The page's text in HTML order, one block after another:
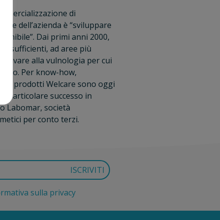
di
dell’azienda è “sviluppare
Dai primi anni 2000,
ad aree più
alla vulnologia per cui
Per know-how,
I prodotti Welcare sono oggi
particolare successo in
Labomar, società
per conto terzi.
sulla privacy